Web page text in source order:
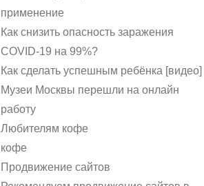
применение
Как снизить опасность заражения
COVID-19 на 99%?
Как сделать успешным ребёнка [видео]
Музеи Москвы перешли на онлайн
работу
Любителям кофе
кофе
Продвижение сайтов